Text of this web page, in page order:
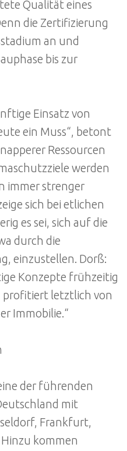
Qualität eines
die Zertifizierung
an und
bis zur
Einsatz von
ein Muss“, betont
Ressourcen
werden
immer strenger
sich bei etlichen
es sei, sich auf die
durch die
einzustellen. Dorß:
Konzepte frühzeitig
profitiert letztlich von
Immobilie.“
der führenden
mit
Frankfurt,
kommen